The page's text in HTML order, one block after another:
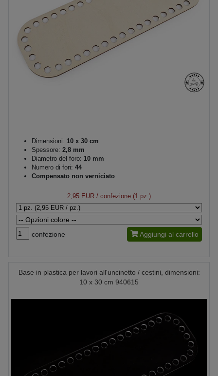
Dimensioni: 10 x 30 cm
Spessore: 2,8 mm
Diametro del foro: 10 mm
Numero di fori: 44
Compensato non verniciato
2,95 EUR / confezione (1 pz.)
confezione Aggiungi al carrello
Base in plastica per lavori all'uncinetto / cestini, dimensioni:
10 x 30 cm 940615